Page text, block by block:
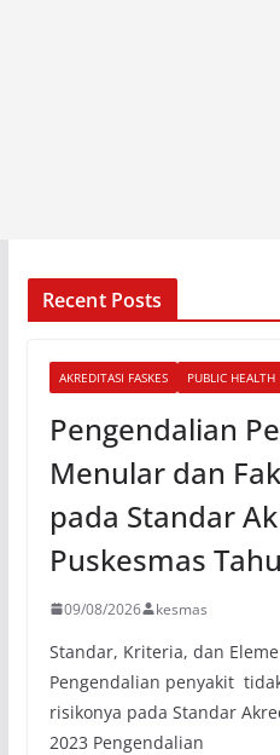
Recent Posts
AKREDITASI FASKES PUBLIC HEALTH
Pengendalian
Menular dan
pada Standar
Puskesmas
09/08/2026 kesmas
Standar, Kriteria, dan
Pengendalian penyakit
risikonya pada Standar
2023 Pengendalian